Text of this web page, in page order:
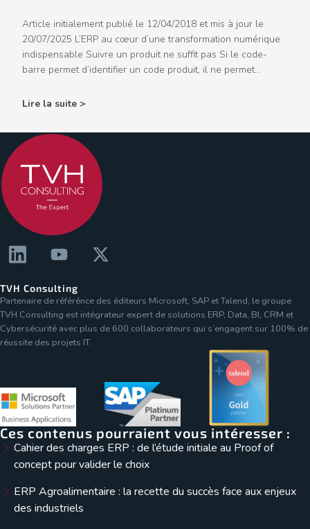
Article initialement publié le 12/04/2018 et mis à jour le
20/07/2025 L’ERP au cœur d’une transformation numérique
indispensable Suivre un produit ne suffit pas Si le code-
barre permet d’identifier un code produit, il ne permet...
Lire la suite >
TVH Consulting
Partenaire de référénce des éditeurs Microsoft, SAP et Talend, le groupe
TVH Consulting est intégrateur expert de solutions ERP, Data, BI, CRM et
Cybersécurité avec plus de 600 collaborateurs qui s’engagent sur 100% de
réussite des projets IT.
Ces contenus pourraient vous intéresser :
Cahier des charges ERP : de l’étude initiale au Proof of
concept pour valider le choix
ERP Agroalimentaire : la recette du succès face aux enjeux
des industriels